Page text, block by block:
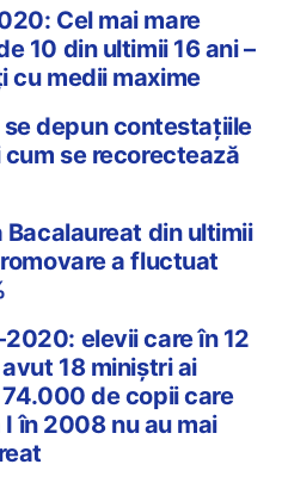
Cel mai mare
10 din ultimii 16 ani –
cu medii maxime
depun contestațiile
se recorectează
Bacalaureat din ultimii
a fluctuat
elevii care în 12
18 miniștri ai
de copii care
în 2008 nu au mai